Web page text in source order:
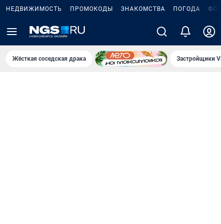
НЕДВИЖИМОСТЬ ПРОМОКОДЫ ЗНАКОМСТВА ПОГОДА
Жёсткая соседская драка Застройщики